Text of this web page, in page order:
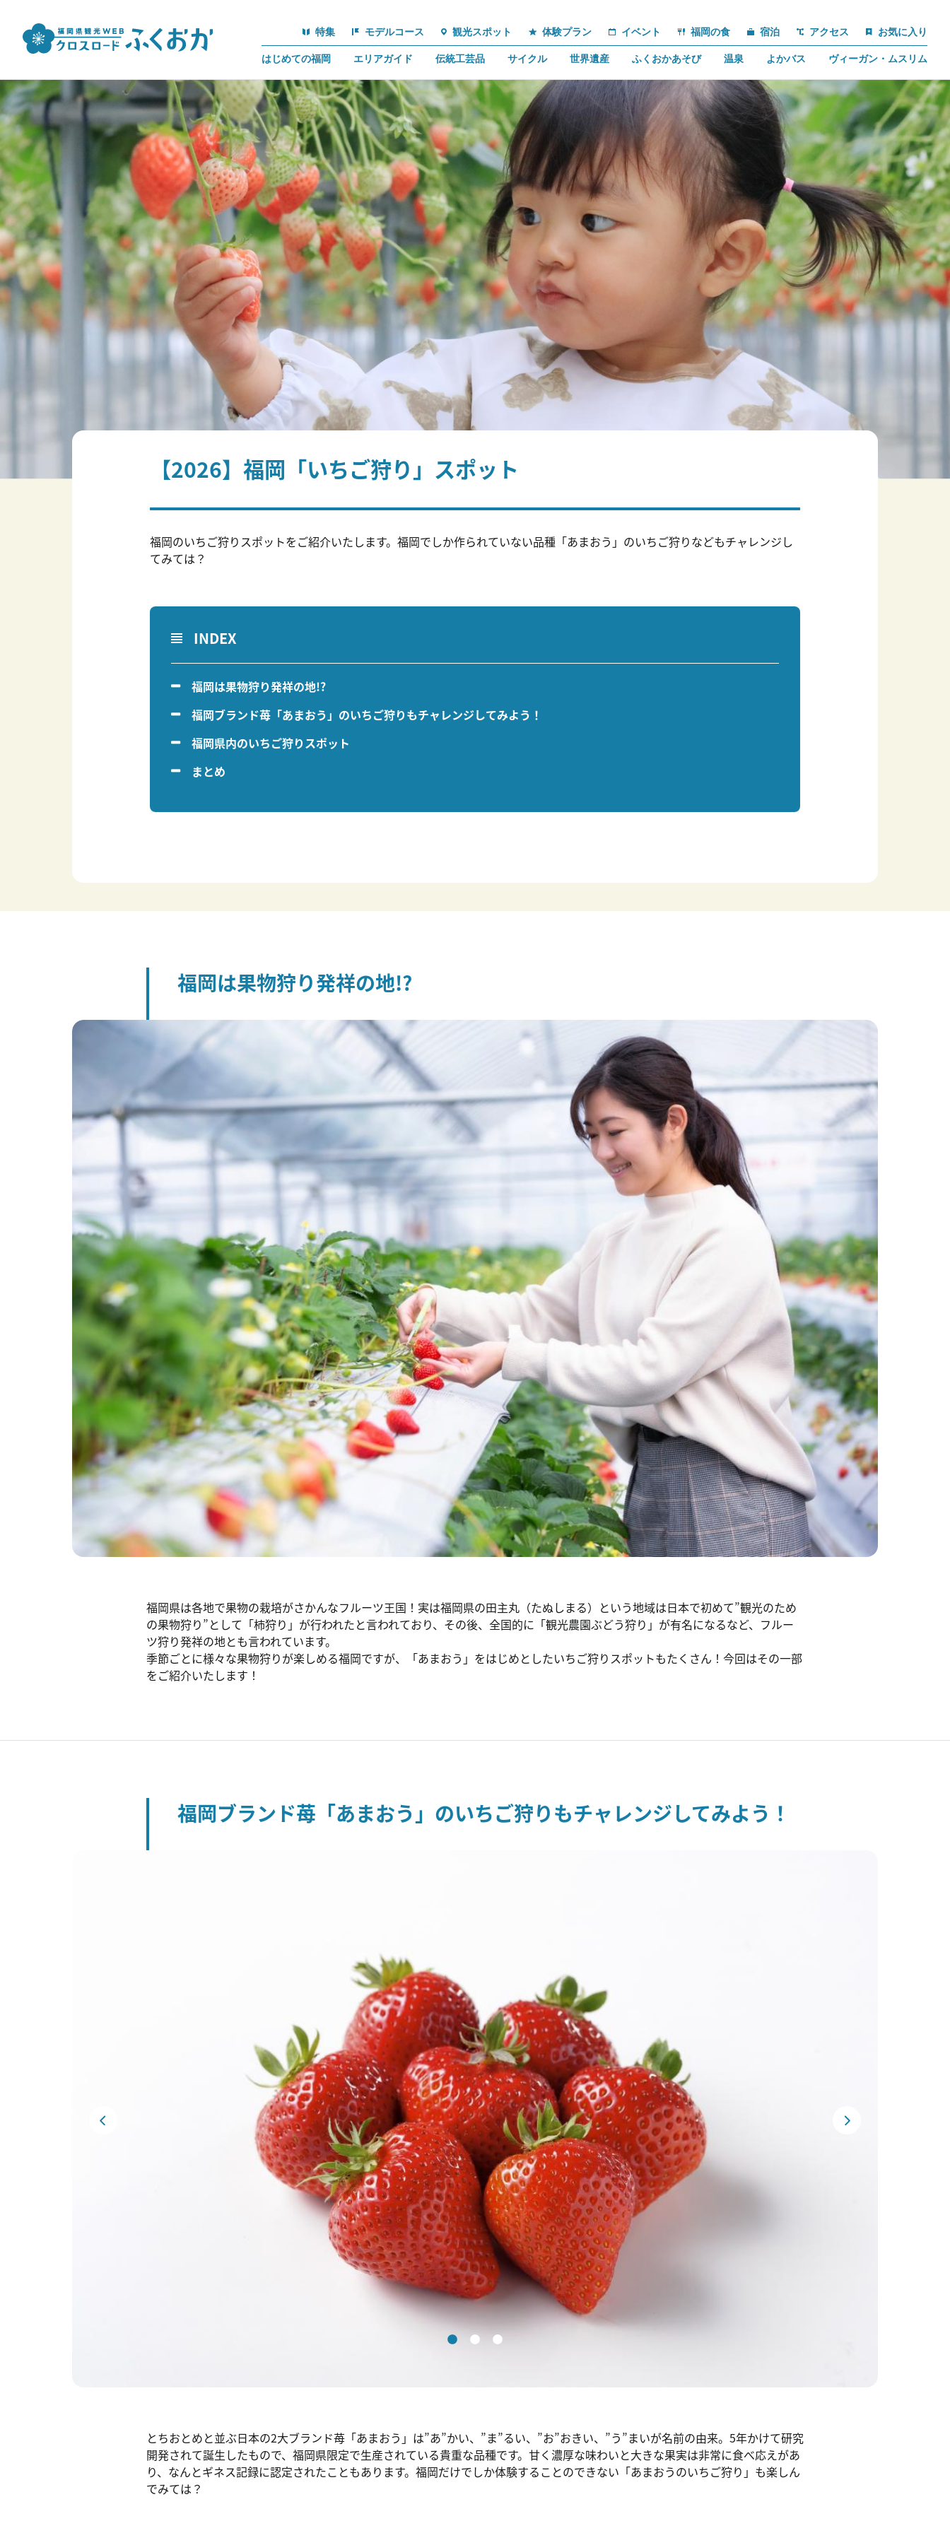
特集 モデルコース 観光スポット 体験プラン イベント 福岡の食 宿泊 アクセス お気に入り
はじめての福岡 エリアガイド 伝統工芸品 サイクル 世界遺産 ふくおかあそび 温泉 よかバス ヴィーガン・ムスリム
【2026】福岡「いちご狩り」スポット
福岡のいちご狩りスポットをご紹介いたします。福岡でしか作られていない品種「あまおう」のいちご狩りなどもチャレンジし
てみては？
INDEX
福岡は果物狩り発祥の地!?
福岡ブランド苺「あまおう」のいちご狩りもチャレンジしてみよう！
福岡県内のいちご狩りスポット
まとめ
福岡は果物狩り発祥の地!?
福岡県は各地で果物の栽培がさかんなフルーツ王国！実は福岡県の田主丸（たぬしまる）という地域は日本で初めて”観光のため
の果物狩り”として「柿狩り」が行われたと言われており、その後、全国的に「観光農園ぶどう狩り」が有名になるなど、フルー
ツ狩り発祥の地とも言われています。
季節ごとに様々な果物狩りが楽しめる福岡ですが、「あまおう」をはじめとしたいちご狩りスポットもたくさん！今回はその一部
をご紹介いたします！
福岡ブランド苺「あまおう」のいちご狩りもチャレンジしてみよう！
とちおとめと並ぶ日本の2大ブランド苺「あまおう」は”あ”かい、”ま”るい、”お”おきい、”う”まいが名前の由来。5年かけて研究
開発されて誕生したもので、福岡県限定で生産されている貴重な品種です。甘く濃厚な味わいと大きな果実は非常に食べ応えがあ
り、なんとギネス記録に認定されたこともあります。福岡だけでしか体験することのできない「あまおうのいちご狩り」も楽しん
でみては？